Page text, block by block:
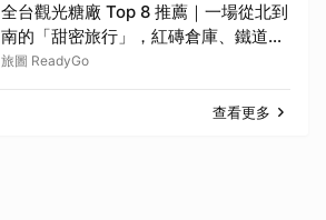
全台觀光糖廠 Top 8 推薦｜一場從北到
南的「甜密旅行」，紅磚倉庫、鐵道風
聲、甘蔗香氣交織！
旅圖 ReadyGo
查看更多